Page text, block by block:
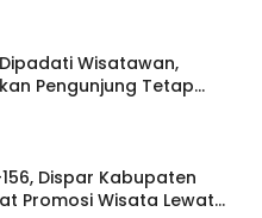
Wisatawan,
Pengunjung Tetap
Dispar Kabupaten
Promosi Wisata Lewat